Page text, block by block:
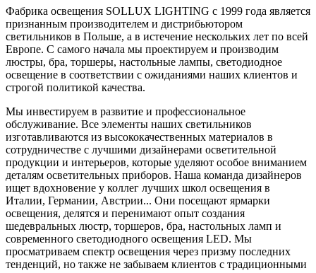
Фабрика освещения SOLLUX LIGHTING с 1999 года является
признанным производителем и дистрибьютором
светильников в Польше, а в истечение нескольких лет по всей
Европе. С самого начала мы проектируем и производим
люстры, бра, торшеры, настольные лампы, светодиодное
освещение в соответствии с ожиданиями наших клиентов и
строгой политикой качества.
Мы инвестируем в развитие и профессиональное
обслуживание. Все элементы наших светильников
изготавливаются из высококачественных материалов в
сотрудничестве с лучшими дизайнерами осветительной
продукции и интерьеров, которые уделяют особое вниманием
деталям осветительных приборов. Наша команда дизайнеров
ищет вдохновение у коллег лучших школ освещения в
Италии, Германии, Австрии... Они посещают ярмарки
освещения, делятся и перенимают опыт создания
шедевральных люстр, торшеров, бра, настольных ламп и
современного светодиодного освещения LED. Мы
просматриваем спектр освещения через призму последних
тенденций, но также не забываем клиентов с традиционными